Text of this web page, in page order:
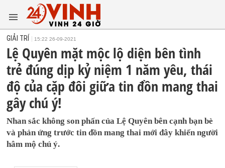
GIẢI TRÍ 15:22 26-09-2021
Lệ Quyên mặt mộc lộ diện bên tình
trẻ đúng dịp kỷ niệm 1 năm yêu, thái
độ của cặp đôi giữa tin đồn mang thai
gây chú ý!
Nhan sắc không son phấn của Lệ Quyên bên cạnh bạn bè
và phản ứng trước tin đồn mang thai mới đây khiến người
hâm mộ chú ý.